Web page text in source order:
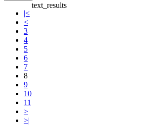
|<
<
3
4
5
6
7
8
9
10
11
>
>|
text_results